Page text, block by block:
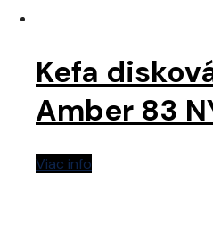
Kefa
Amber 83
Viac info